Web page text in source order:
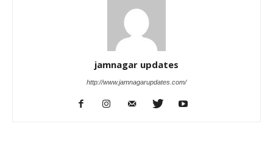
jamnagar updates
http://www.jamnagarupdates.com/